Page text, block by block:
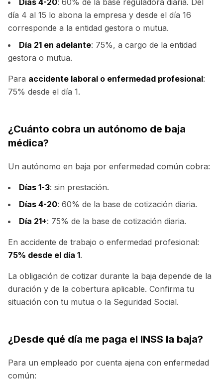
Días 4-20: 60% de la base reguladora diaria. Del
día 4 al 15 lo abona la empresa y desde el día 16
corresponde a la entidad gestora o mutua.
Día 21 en adelante: 75%, a cargo de la entidad
gestora o mutua.
Para accidente laboral o enfermedad profesional:
75% desde el día 1.
¿Cuánto cobra un autónomo de baja
médica?
Un autónomo en baja por enfermedad común cobra:
Días 1-3: sin prestación.
Días 4-20: 60% de la base de cotización diaria.
Día 21+: 75% de la base de cotización diaria.
En accidente de trabajo o enfermedad profesional:
75% desde el día 1.
La obligación de cotizar durante la baja depende de la
duración y de la cobertura aplicable. Confirma tu
situación con tu mutua o la Seguridad Social.
¿Desde qué día me paga el INSS la baja?
Para un empleado por cuenta ajena con enfermedad
común: